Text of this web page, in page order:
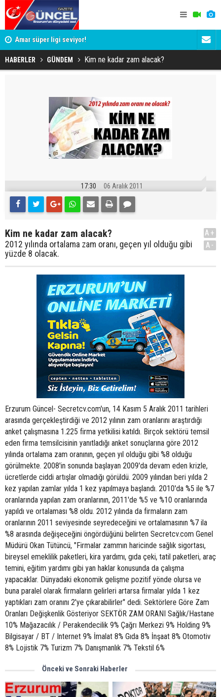
Amar süper ligi seviyor! Erzurum
HABERLER GÜNDEM Kim ne kadar zam alacak?
17:30 06 Aralık 2011
Kim ne kadar zam alacak?
2012 yılında ortalama zam oranı, geçen yıl olduğu gibi
yüzde 8 olacak.
A+
A-
Erzurum Güncel- Secretcv.com'un, 14 Kasım 5 Aralık 2011 tarihleri
arasında gerçekleştirdiği ve 2012 yılının zam oranlarını araştırdığı
anket çalışmasına 1.225 firma yetkilisi katıldı. Birçok sektörü temsil
eden firma temsilcisinin yanıtladığı anket sonuçlarına göre 2012
yılında ortalama zam oranının, geçen yıl olduğu gibi %8 olduğu
görülmekte. 2008'in sonunda başlayan 2009'da devam eden krizle,
ücretlerde ciddi artışlar olmadığı görüldü. 2009 yılından beri yılda 2
kez yapılan zamlar yılda 1 kez yapılmaya başlandı. 2010'da %5 ile %7
oranlarında yapılan zam oranlarının, 2011'de %5 ve %10 oranlarında
yapıldı ve ortalaması %8 oldu. 2012 yılında da firmaların zam
oranlarının 2011 seviyesinde seyredeceğini ve ortalamasının %7 ila
%8 arasında değişeceğini öngördüğünü belirten Secretcv.com Genel
Müdürü Okan Tütüncü, "Firmalar zammın haricinde sağlık sigortası,
bireysel emeklilik paketleri, kira yardımı, gıda çeki, tatil paketleri, araç
temini, eğitim yardımı gibi yan haklar konusunda da çalışma
yapacaklar. Dünyadaki ekonomik gelişme pozitif yönde olursa ve
buna paralel olarak firmaların gelirleri artarsa firmalar yılda 1 kez
yaptıkları zam oranını 2'ye çıkarabilirler" dedi. Sektörlere Göre Zam
Oranları Değişkenlik Gösteriyor SEKTÖR ZAM ORANI Sağlık/Hastane
10% Mağazacılık / Perakendecilik 9% Çağrı Merkezi 9% Holding 9%
Bilgisayar / BT / Internet 9% İmalat 8% Gıda 8% İnşaat 8% Otomotiv
8% Lojistik 7% Turizm 7% Danışmanlık 7% Tekstil 6%
Önceki ve Sonraki Haberler